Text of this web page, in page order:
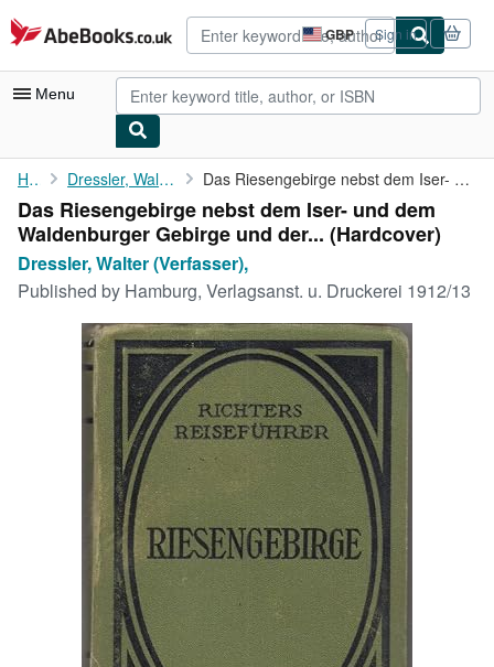
Skip to main content
AbeBooks.co.uk GBP
Site
shopping
preferences
Sign in
Menu
My Account
My Purchases
Advanced Search
Browse Collections
Rare Books
Art & Collectables
Start Selling
CLOSE
Home Dressler, Walter (Verfasser), Das Riesengebirge nebst dem Iser- und dem Waldenburger Gebirge ...
Das Riesengebirge nebst dem Iser- und dem
Waldenburger Gebirge und der... (Hardcover)
Dressler, Walter (Verfasser),
Published by Hamburg, Verlagsanst. u. Druckerei 1912/13